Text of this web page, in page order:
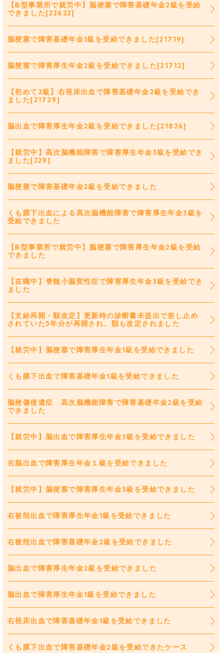
【B型事業所で就労中】脳梗塞で障害基礎年金2級を受給
できました[22622]
脳梗塞で障害基礎年金1級を受給できました[21719]
脳梗塞で障害厚生年金2級を受給できました[21712]
【初めて2級】右視床出血で障害基礎年金2級を受給でき
ました[21729]
脳出血で障害厚生年金2級を受給できました[21826]
【就労中】高次脳機能障害で障害厚生年金3級を受給でき
ました[229]
脳梗塞で障害基礎年金2級を受給できました
くも膜下出血による高次脳機能障害で障害厚生年金3級を
受給できました
【B型事業所で就労中】脳梗塞で障害厚生年金2級を受給
できました
【在職中】脊髄小脳変性症で障害厚生年金3級を受給でき
ました
【支給再開・額改定】更新時の診断書未提出で差し止め
されていた5年分が再開され、額も改定されました
【就労中】脳梗塞で障害厚生年金1級を受給できました
くも膜下出血で障害基礎年金1級を受給できました
脳挫傷後遺症 高次脳機能障害で障害基礎年金2級を受給
できました
【就労中】脳出血で障害厚生年金3級を受給できました
右脳出血で障害厚生年金１級を受給できました
【就労中】脳梗塞で障害厚生年金3級を受給できました
右被殻出血で障害厚生年金1級を受給できました
右被殻出血で障害基礎年金2級を受給できました
脳出血で障害厚生年金2級を受給できました
脳出血で障害厚生年金1級を受給できました
右視床出血で障害基礎年金1級を受給できました
くも膜下出血で障害基礎年金2級を受給できたケース